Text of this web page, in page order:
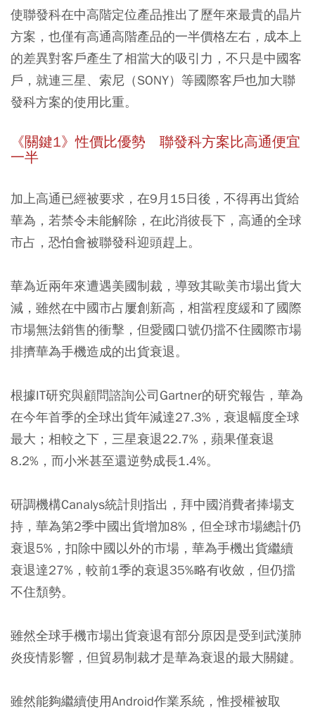
使聯發科在中高階定位產品推出了歷年來最貴的晶片
方案，也僅有高通高階產品的一半價格左右，成本上
的差異對客戶產生了相當大的吸引力，不只是中國客
戶，就連三星、索尼（SONY）等國際客戶也加大聯
發科方案的使用比重。
《關鍵1》性價比優勢 聯發科方案比高通便宜
一半
加上高通已經被要求，在9月15日後，不得再出貨給
華為，若禁令未能解除，在此消彼長下，高通的全球
市占，恐怕會被聯發科迎頭趕上。
華為近兩年來遭遇美國制裁，導致其歐美市場出貨大
減，雖然在中國市占屢創新高，相當程度緩和了國際
市場無法銷售的衝擊，但愛國口號仍擋不住國際市場
排擠華為手機造成的出貨衰退。
根據IT研究與顧問諮詢公司Gartner的研究報告，華為
在今年首季的全球出貨年減達27.3%，衰退幅度全球
最大；相較之下，三星衰退22.7%，蘋果僅衰退
8.2%，而小米甚至還逆勢成長1.4%。
研調機構Canalys統計則指出，拜中國消費者捧場支
持，華為第2季中國出貨增加8%，但全球市場總計仍
衰退5%，扣除中國以外的市場，華為手機出貨繼續
衰退達27%，較前1季的衰退35%略有收斂，但仍擋
不住頹勢。
雖然全球手機市場出貨衰退有部分原因是受到武漢肺
炎疫情影響，但貿易制裁才是華為衰退的最大關鍵。
雖然能夠繼續使用Android作業系統，惟授權被取